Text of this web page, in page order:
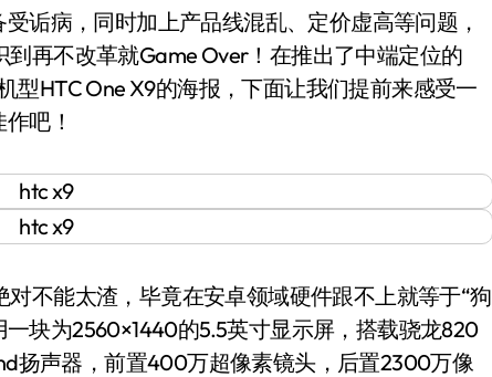
病，同时加上产品线混乱、定价虚高等问题，
再不改革就Game Over！在推出了中端定位的
型HTC One X9的海报，下面让我们提前来感受一
吧！
不能太渣，毕竟在安卓领域硬件跟不上就等于“狗
块为2560×1440的5.5英寸显示屏，搭载骁龙820
扬声器，前置400万超像素镜头，后置2300万像